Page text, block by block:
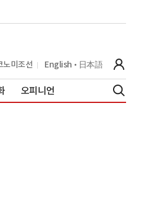
노미조선 English 日本語
오피니언